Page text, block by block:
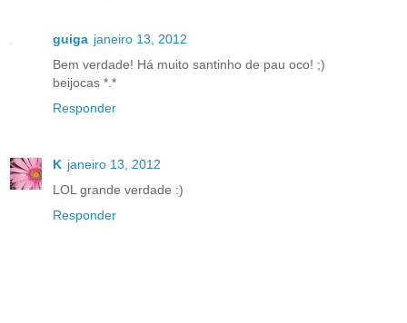
guiga janeiro 13, 2012
Bem verdade! Há muito santinho de pau oco! ;)
beijocas *.*
Responder
K janeiro 13, 2012
LOL grande verdade :)
Responder